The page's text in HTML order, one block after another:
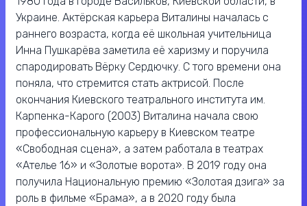
Украине. Актёрская карьера Виталины началась с
раннего возраста, когда её школьная учительница
Инна Пушкарёва заметила её харизму и поручила
спародировать Вёрку Сердючку. С того времени она
поняла, что стремится стать актрисой. После
окончания Киевского театрального института им.
Карпенка-Карого (2003) Виталина начала свою
профессиональную карьеру в Киевском театре
«Свободная сцена», а затем работала в театрах
«Ателье 16» и «Золотые ворота». В 2019 году она
получила Национальную премию «Золотая дзига» за
роль в фильме «Брама», а в 2020 году была